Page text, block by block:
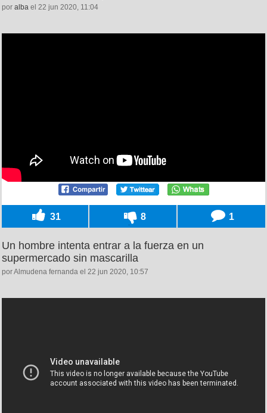
por alba el 22 jun 2020, 11:04
31 8 1
Un hombre intenta entrar a la fuerza en un
supermercado sin mascarilla
por Almudena fernanda el 22 jun 2020, 10:57